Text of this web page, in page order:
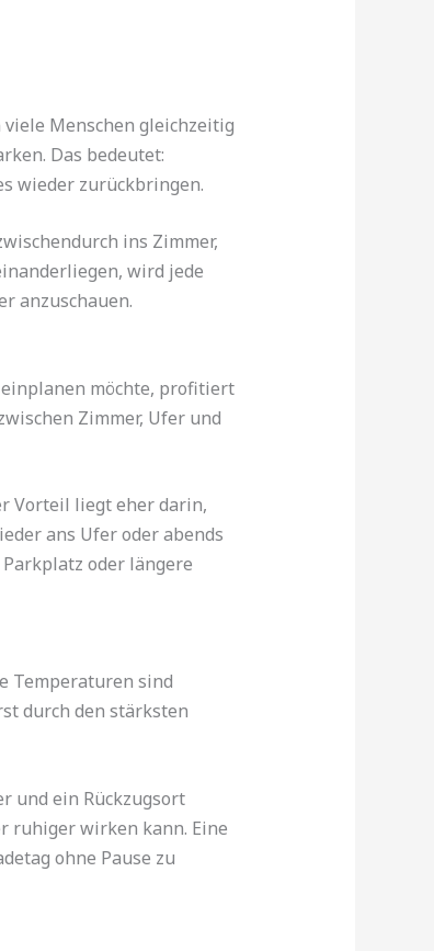
Menschen gleichzeitig
Das bedeutet:
wieder zurückbringen.
ins Zimmer,
wird jede
anzuschauen.
möchte, profitiert
Zimmer, Ufer und
Vorteil liegt eher darin,
ans Ufer oder abends
oder längere
Temperaturen sind
durch den stärksten
und ein Rückzugsort
ruhiger wirken kann. Eine
ohne Pause zu